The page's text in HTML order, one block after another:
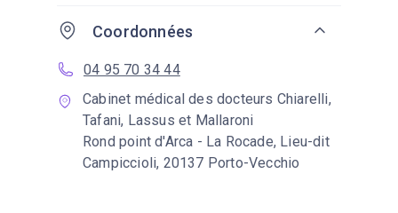
Coordonnées
04 95 70 34 44
Cabinet médical des docteurs Chiarelli,
Tafani, Lassus et Mallaroni
Rond point d'Arca - La Rocade, Lieu-dit
Campiccioli, 20137 Porto-Vecchio